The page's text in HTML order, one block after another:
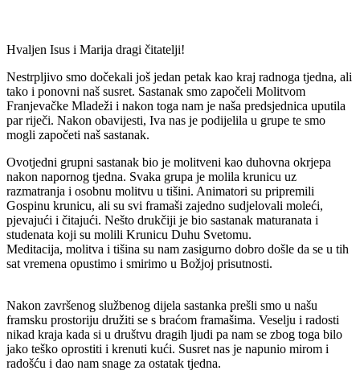
Hvaljen Isus i Marija dragi čitatelji!
Nestrpljivo smo dočekali još jedan petak kao kraj radnoga tjedna, ali
tako i ponovni naš susret. Sastanak smo započeli Molitvom
Franjevačke Mladeži i nakon toga nam je naša predsjednica uputila
par riječi. Nakon obavijesti, Iva nas je podijelila u grupe te smo
mogli započeti naš sastanak.
Ovotjedni grupni sastanak bio je molitveni kao duhovna okrjepa
nakon napornog tjedna. Svaka grupa je molila krunicu uz
razmatranja i osobnu molitvu u tišini. Animatori su pripremili
Gospinu krunicu, ali su svi framaši zajedno sudjelovali moleći,
pjevajući i čitajući. Nešto drukčiji je bio sastanak maturanata i
studenata koji su molili Krunicu Duhu Svetomu.
Meditacija, molitva i tišina su nam zasigurno dobro došle da se u tih
sat vremena opustimo i smirimo u Božjoj prisutnosti.
Nakon završenog službenog dijela sastanka prešli smo u našu
framsku prostoriju družiti se s braćom framašima. Veselju i radosti
nikad kraja kada si u društvu dragih ljudi pa nam se zbog toga bilo
jako teško oprostiti i krenuti kući. Susret nas je napunio mirom i
radošću i dao nam snage za ostatak tjedna.